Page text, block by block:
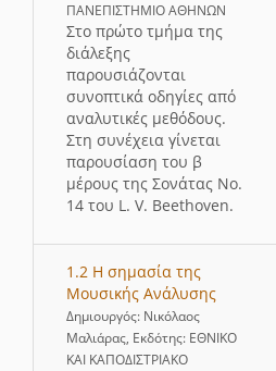
ΠΑΝΕΠΙΣΤΗΜΙΟ ΑΘΗΝΩΝ
Στο πρώτο τμήμα της
διάλεξης
παρουσιάζονται
συνοπτικά οδηγίες από
αναλυτικές μεθόδους.
Στη συνέχεια γίνεται
παρουσίαση του β
μέρους της Σονάτας Νο.
14 του L. V. Beethoven.
1.2 Η σημασία της
Μουσικής Ανάλυσης
Δημιουργός: Νικόλαος
Μαλιάρας, Εκδότης: ΕΘΝΙΚΟ
ΚΑΙ ΚΑΠΟΔΙΣΤΡΙΑΚΟ